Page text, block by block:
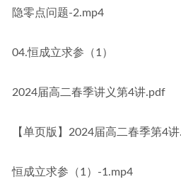
隐零点问题-2.mp4
04.恒成立求参（1）
2024届高二春季讲义第4讲.pdf
【单页版】2024届高二春季第4
恒成立求参（1）-1.mp4